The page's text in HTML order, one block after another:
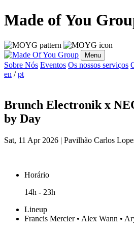
Made of You
Menu
Sobre Nós Eventos Os nossos serviços
en / pt
Brunch Electronik x
by Day
Sat, 11 Apr 2026 | Pavilhão Carlos
Horário
14h - 23h
Lineup
Francis Mercier • Alex Wann •